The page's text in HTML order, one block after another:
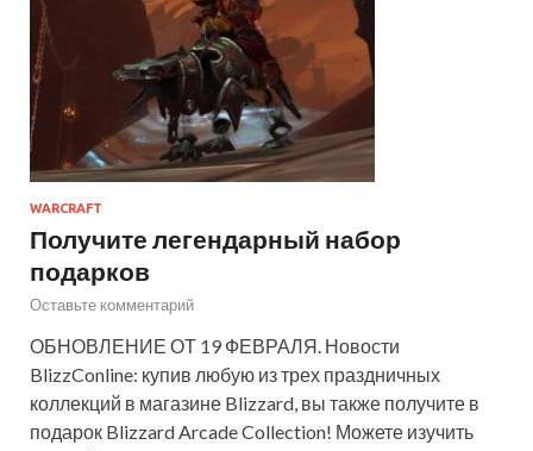
WARCRAFT
Получите легендарный набор
подарков
Оставьте комментарий
ОБНОВЛЕНИЕ ОТ 19 ФЕВРАЛЯ. Новости
BlizzConline: купив любую из трех праздничных
коллекций в магазине Blizzard, вы также получите в
подарок Blizzard Arcade Collection! Можете изучить